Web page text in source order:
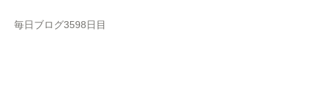
毎日ブログ3598日目